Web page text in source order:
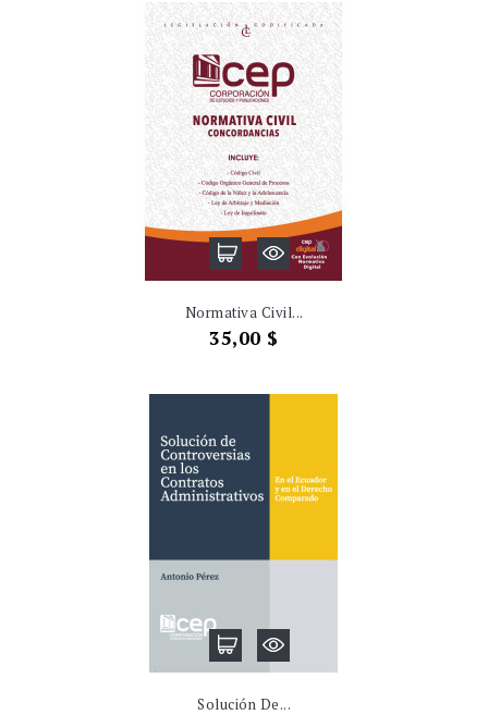
Normativa Civil...
Precio
35,00 $
Solución De...